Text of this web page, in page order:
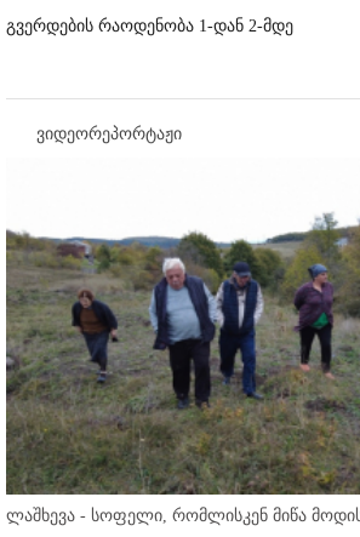
გვერდების რაოდენობა 1-დან 2-მდე
ვიდეორეპორტაჟი
ლაშხევა - სოფელი, რომლისკენ მიწა